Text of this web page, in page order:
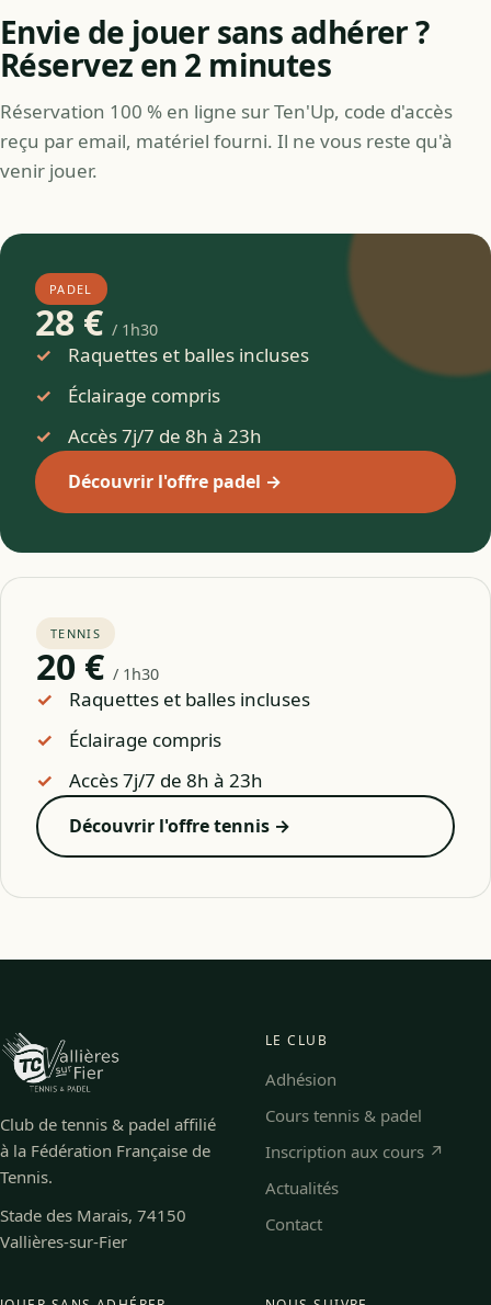
Envie de jouer sans adhérer ?
Réservez en 2 minutes
Réservation 100 % en ligne sur Ten'Up, code d'accès
reçu par email, matériel fourni. Il ne vous reste qu'à
venir jouer.
PADEL
28 € / 1h30
Raquettes et balles incluses
Éclairage compris
Accès 7j/7 de 8h à 23h
Découvrir l'offre padel →
TENNIS
20 € / 1h30
Raquettes et balles incluses
Éclairage compris
Accès 7j/7 de 8h à 23h
Découvrir l'offre tennis →
Club de tennis & padel affilié
à la Fédération Française de
Tennis.
Stade des Marais, 74150
Vallières-sur-Fier
LE CLUB
Adhésion
Cours tennis & padel
Inscription aux cours ↗
Actualités
Contact